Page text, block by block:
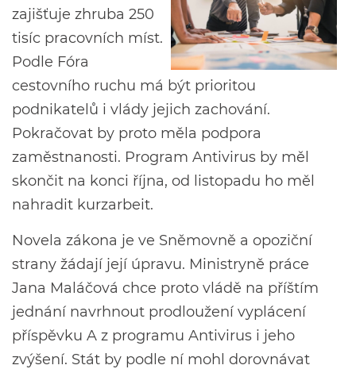
zajišťuje zhruba 250
tisíc pracovních míst.
Podle Fóra
cestovního ruchu má být prioritou
podnikatelů i vlády jejich zachování.
Pokračovat by proto měla podpora
zaměstnanosti. Program Antivirus by měl
skončit na konci října, od listopadu ho měl
nahradit kurzarbeit.
Novela zákona je ve Sněmovně a opoziční
strany žádají její úpravu. Ministryně práce
Jana Maláčová chce proto vládě na příštím
jednání navrhnout prodloužení vyplácení
příspěvku A z programu Antivirus i jeho
zvýšení. Stát by podle ní mohl dorovnávat